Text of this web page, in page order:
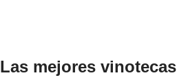
Las mejores vinotecas